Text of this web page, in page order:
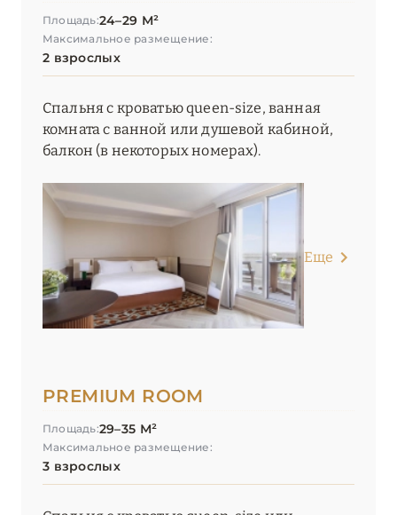
Площадь:24–29 М²
Максимальное размещение:
2 взрослых
Спальня с кроватью queen-size, ванная
комната с ванной или душевой кабиной,
балкон (в некоторых номерах).
Еще
PREMIUM ROOM
Площадь:29–35 М²
Максимальное размещение:
3 взрослых